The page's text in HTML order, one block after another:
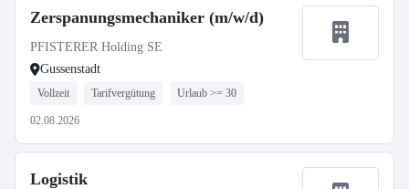
Zerspanungsmechaniker (m/w/d)
PFISTERER Holding SE
Gussenstadt
Vollzeit Tarifvergütung Urlaub >= 30
02.08.2026
Logistik